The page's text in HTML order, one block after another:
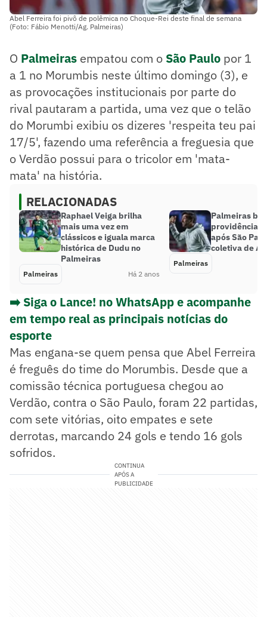
Abel Ferreira foi pivô de polêmica no Choque-Rei deste final de semana
(Foto: Fábio Menotti/Ag. Palmeiras)
O Palmeiras empatou com o São Paulo por 1
a 1 no Morumbis neste último domingo (3), e
as provocações institucionais por parte do
rival pautaram a partida, uma vez que o telão
do Morumbi exibiu os dizeres 'respeita teu pai
17/5', fazendo uma referência a freguesia que
o Verdão possui para o tricolor em 'mata-
mata' na história.
RELACIONADAS
Raphael Veiga brilha
mais uma vez em
clássicos e iguala marca
histórica de Dudu no
Palmeiras
Palmeiras Há 2 anos
Palmeiras
providências
após São
coletiva de
Palmeiras
➡️ Siga o Lance! no WhatsApp e acompanhe
em tempo real as principais notícias do
esporte
Mas engana-se quem pensa que Abel Ferreira
é freguês do time do Morumbis. Desde que a
comissão técnica portuguesa chegou ao
Verdão, contra o São Paulo, foram 22 partidas,
com sete vitórias, oito empates e sete
derrotas, marcando 24 gols e tendo 16 gols
sofridos.
CONTINUA
APÓS A
PUBLICIDADE